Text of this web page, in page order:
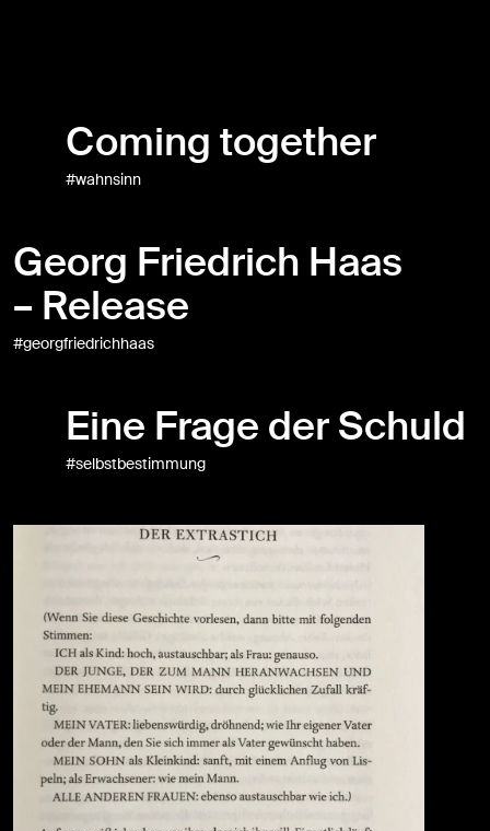
Coming together
#wahnsinn
Georg Friedrich Haas
– Release
#georgfriedrichhaas
Eine Frage der Schuld
#selbstbestimmung